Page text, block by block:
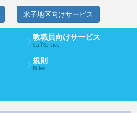
米子地区向けサービス
教職員向けサービス
Staff Service
規則
Rules